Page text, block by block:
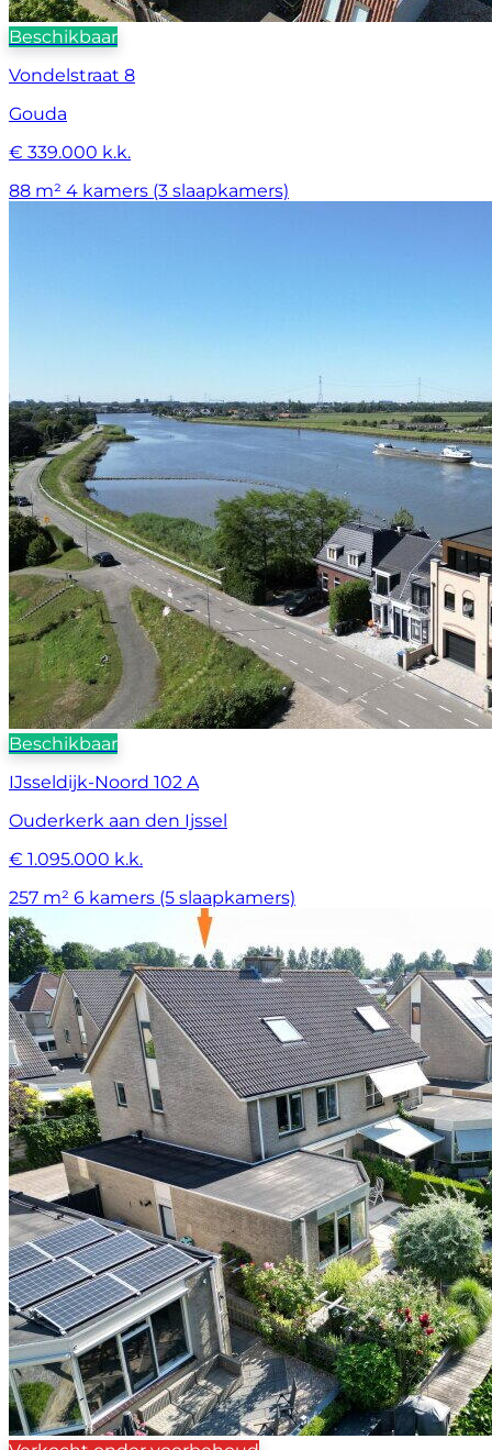
Beschikbaar
Vondelstraat 8
Gouda
€ 339.000 k.k.
88 m² 4 kamers (3 slaapkamers)
Beschikbaar
IJsseldijk-Noord 102 A
Ouderkerk aan den Ijssel
€ 1.095.000 k.k.
257 m² 6 kamers (5 slaapkamers)